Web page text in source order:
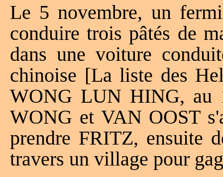
Le 5 novembre, un
conduire trois pâtés de
dans une voiture
chinoise [La liste des
WONG LUN HING, au
WONG et VAN OOST
prendre FRITZ, ensuite
travers un village pour